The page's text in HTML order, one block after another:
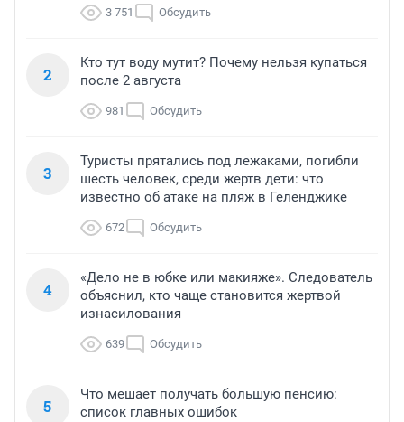
3 751 Обсудить
2
Кто тут воду мутит? Почему нельзя купаться
после 2 августа
981 Обсудить
3
Туристы прятались под лежаками, погибли
шесть человек, среди жертв дети: что
известно об атаке на пляж в Геленджике
672 Обсудить
4
«Дело не в юбке или макияже». Следователь
объяснил, кто чаще становится жертвой
изнасилования
639 Обсудить
5
Что мешает получать большую пенсию:
список главных ошибок